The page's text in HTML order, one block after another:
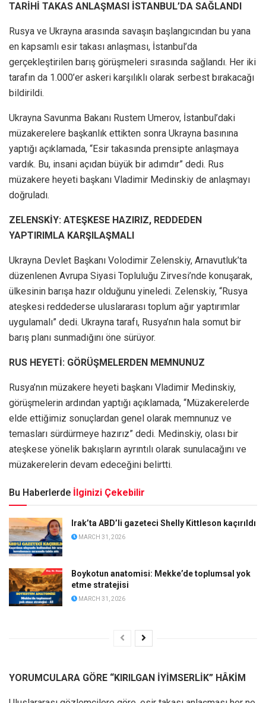
TARİHİ TAKAS ANLAŞMASI İSTANBUL’DA SAĞLANDI
Rusya ve Ukrayna arasında savaşın başlangıcından bu yana
en kapsamlı esir takası anlaşması, İstanbul’da
gerçekleştirilen barış görüşmeleri sırasında sağlandı. Her iki
tarafın da 1.000’er askeri karşılıklı olarak serbest bırakacağı
bildirildi.
Ukrayna Savunma Bakanı Rustem Umerov, İstanbul’daki
müzakerelere başkanlık ettikten sonra Ukrayna basınına
yaptığı açıklamada, “Esir takasında prensipte anlaşmaya
vardık. Bu, insani açıdan büyük bir adımdır” dedi. Rus
müzakere heyeti başkanı Vladimir Medinskiy de anlaşmayı
doğruladı.
ZELENSKİY: ATEŞKESE HAZIRIZ, REDDEDEN
YAPTIRIMLA KARŞILAŞMALI
Ukrayna Devlet Başkanı Volodimir Zelenskiy, Arnavutluk’ta
düzenlenen Avrupa Siyasi Topluluğu Zirvesi’nde konuşarak,
ülkesinin barışa hazır olduğunu yineledi. Zelenskiy, “Rusya
ateşkesi reddederse uluslararası toplum ağır yaptırımlar
uygulamalı” dedi. Ukrayna tarafı, Rusya’nın hala somut bir
barış planı sunmadığını öne sürüyor.
RUS HEYETİ: GÖRÜŞMELERDEN MEMNUNUZ
Rusya’nın müzakere heyeti başkanı Vladimir Medinskiy,
görüşmelerin ardından yaptığı açıklamada, “Müzakerelerde
elde ettiğimiz sonuçlardan genel olarak memnunuz ve
temasları sürdürmeye hazırız” dedi. Medinskiy, olası bir
ateşkese yönelik bakışların ayrıntılı olarak sunulacağını ve
müzakerelerin devam edeceğini belirtti.
Bu Haberlerde İlginizi Çekebilir
Irak’ta ABD’li gazeteci Shelly Kittleson kaçırıldı
MARCH 31, 2026
Boykotun anatomisi: Mekke’de toplumsal yok
etme stratejisi
MARCH 31, 2026
YORUMCULARA GÖRE “KIRILGAN İYİMSERLİK” HÂKİM